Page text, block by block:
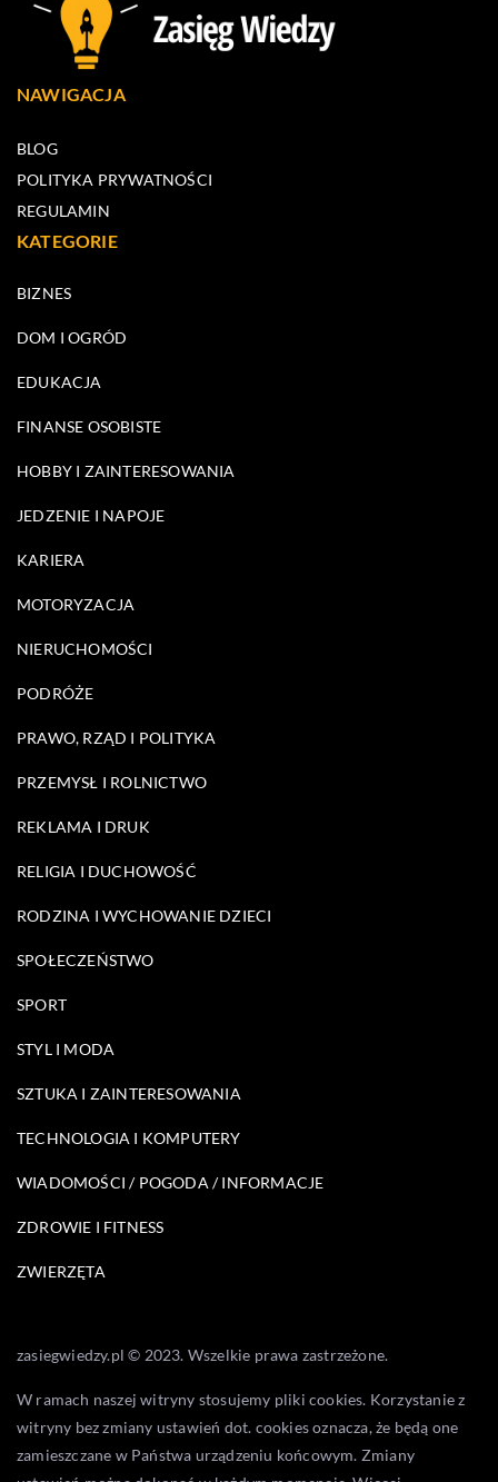
NAWIGACJA
BLOG
POLITYKA PRYWATNOŚCI
REGULAMIN
KATEGORIE
BIZNES
DOM I OGRÓD
EDUKACJA
FINANSE OSOBISTE
HOBBY I ZAINTERESOWANIA
JEDZENIE I NAPOJE
KARIERA
MOTORYZACJA
NIERUCHOMOŚCI
PODRÓŻE
PRAWO, RZĄD I POLITYKA
PRZEMYSŁ I ROLNICTWO
REKLAMA I DRUK
RELIGIA I DUCHOWOŚĆ
RODZINA I WYCHOWANIE DZIECI
SPOŁECZEŃSTWO
SPORT
STYL I MODA
SZTUKA I ZAINTERESOWANIA
TECHNOLOGIA I KOMPUTERY
WIADOMOŚCI / POGODA / INFORMACJE
ZDROWIE I FITNESS
ZWIERZĘTA
zasiegwiedzy.pl © 2023. Wszelkie prawa zastrzeżone.
W ramach naszej witryny stosujemy pliki cookies. Korzystanie z
witryny bez zmiany ustawień dot. cookies oznacza, że będą one
zamieszczane w Państwa urządzeniu końcowym. Zmiany